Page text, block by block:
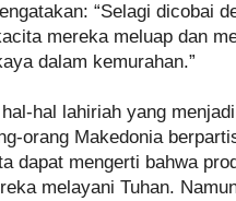
“Selagi dicobai
mereka meluap dan
dalam kemurahan.”
hal lahiriah yang
orang Makedonia
dapat mengerti bahwa
melayani Tuhan.